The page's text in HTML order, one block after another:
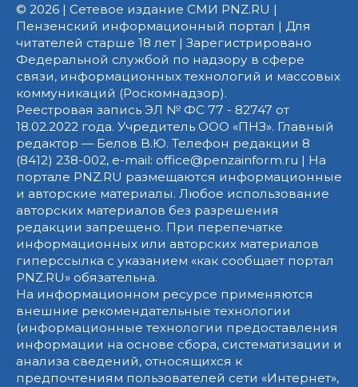
© 2026 | Сетевое издание СМИ PNZ.RU |
Пензенский информационный портал | Для
читателей старше 18 лет | Зарегистрировано
Федеральной службой по надзору в сфере
связи, информационных технологий и массовых
коммуникаций (Роскомнадзор).
Реестровая запись ЭЛ № ФС 77 - 82747 от
18.02.2022 года. Учредитель ООО «ПНЗ». Главный
редактор — Белов В.Ю. Телефон редакции 8
(8412) 238-002, e-mail: office@penzainform.ru | На
портале PNZ.RU размещаются информационные
и авторские материалы. Любое использование
авторских материалов без разрешения
редакции запрещено. При перепечатке
информационных или авторских материалов
гиперссылка с указанием «как сообщает портал
PNZ.RU» обязательна.
На информационном ресурсе применяются
внешние рекомендательные технологии
(информационные технологии предоставления
информации на основе сбора, систематизации и
анализа сведений, относящихся к
предпочтениям пользователей сети «Интернет»,